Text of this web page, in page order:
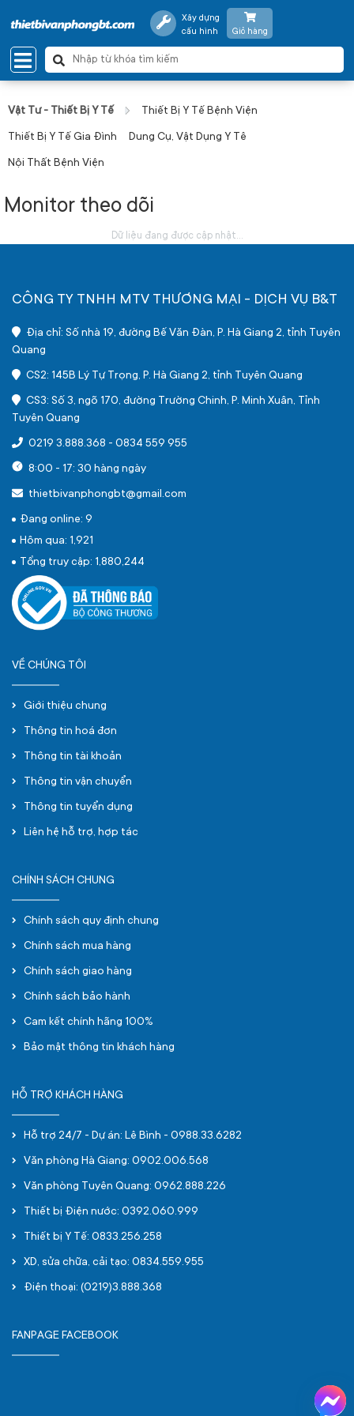
Xây dựng
cấu hình
Giỏ hàng
Vật Tư - Thiết Bị Y Tế Thiết Bị Y Tế Bệnh Viện
Thiết Bị Y Tế Gia Đình Dung Cụ, Vật Dụng Y Tê
Nội Thất Bệnh Viện
Monitor theo dõi
Dữ liệu đang được cập nhật...
CÔNG TY TNHH MTV THƯƠNG MẠI - DỊCH VỤ B&T
Địa chỉ: Số nhà 19, đường Bế Văn Đàn, P. Hà Giang 2, tỉnh Tuyên
Quang
CS2: 145B Lý Tự Trọng, P. Hà Giang 2, tỉnh Tuyên Quang
CS3: Số 3, ngõ 170, đường Trường Chinh, P. Minh Xuân, Tỉnh
Tuyên Quang
0219 3.888.368 - 0834 559 955
8:00 - 17: 30 hàng ngày
thietbivanphongbt@gmail.com
Đang online: 9
Hôm qua: 1,921
Tổng truy cập: 1,880,244
VỀ CHÚNG TÔI
Giới thiệu chung
Thông tin hoá đơn
Thông tin tài khoản
Thông tin vận chuyển
Thông tin tuyển dụng
Liên hệ hỗ trợ, hợp tác
CHÍNH SÁCH CHUNG
Chính sách quy định chung
Chính sách mua hàng
Chính sách giao hàng
Chính sách bảo hành
Cam kết chính hãng 100%
Bảo mật thông tin khách hàng
HỖ TRỢ KHÁCH HÀNG
Hỗ trợ 24/7 - Dự án: Lê Bình - 0988.33.6282
Văn phòng Hà Giang: 0902.006.568
Văn phòng Tuyên Quang: 0962.888.226
Thiết bị Điện nước: 0392.060.999
Thiết bị Y Tế: 0833.256.258
XD, sửa chữa, cải tạo: 0834.559.955
Điện thoại: (0219)3.888.368
FANPAGE FACEBOOK